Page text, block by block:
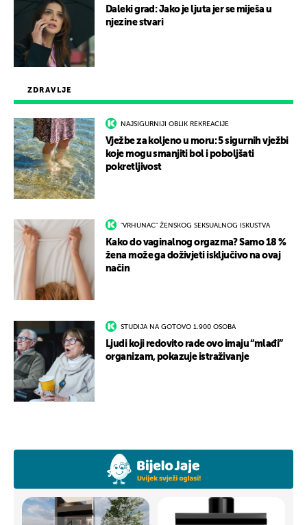
ZDRAVLJE
NAJSIGURNIJI OBLIK REKREACIJE
Vježbe za koljeno u moru: 5 sigurnih vježbi
koje mogu smanjiti bol i poboljšati
pokretljivost
"VRHUNAC" ŽENSKOG SEKSUALNOG ISKUSTVA
Kako do vaginalnog orgazma? Samo 18 %
žena može ga doživjeti isključivo na ovaj
način
STUDIJA NA GOTOVO 1.900 OSOBA
Ljudi koji redovito rade ovo imaju “mlađi”
organizam, pokazuje istraživanje
Daleki grad: Jako je ljuta jer se miješa u
njezine stvari